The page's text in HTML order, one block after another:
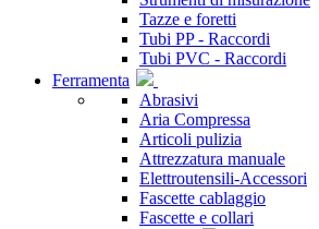
Tazze e foretti
Tubi PP - Raccordi
Tubi PVC - Raccordi
Ferramenta
Abrasivi
Aria Compressa
Articoli pulizia
Attrezzatura manuale
Elettroutensili-Accessori
Fascette cablaggio
Fascette e collari